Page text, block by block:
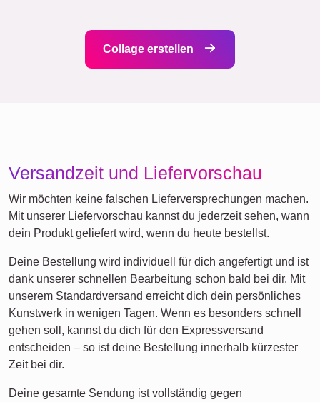
Collage erstellen
Versandzeit und Liefervorschau
Wir möchten keine falschen Lieferversprechungen machen.
Mit unserer Liefervorschau kannst du jederzeit sehen, wann
dein Produkt geliefert wird, wenn du heute bestellst.
Deine Bestellung wird individuell für dich angefertigt und ist
dank unserer schnellen Bearbeitung schon bald bei dir. Mit
unserem Standardversand erreicht dich dein persönliches
Kunstwerk in wenigen Tagen. Wenn es besonders schnell
gehen soll, kannst du dich für den Expressversand
entscheiden – so ist deine Bestellung innerhalb kürzester
Zeit bei dir.
Deine gesamte Sendung ist vollständig gegen